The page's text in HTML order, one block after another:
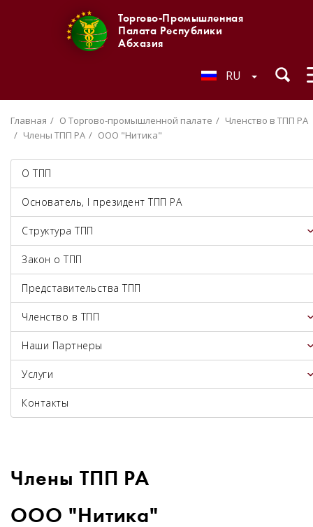
Торгово-Промышленная
Палата Республики
Абхазия
RU
Главная О Торгово-промышленной палате
Членство в ТПП РА
Члены ТПП РА
ООО "Нитика"
О ТПП
Основатель, I президент ТПП РА
Структура ТПП
Закон о ТПП
Представительства ТПП
Членство в ТПП
Наши Партнеры
Услуги
Контакты
Члены ТПП РА
ООО "Нитика"